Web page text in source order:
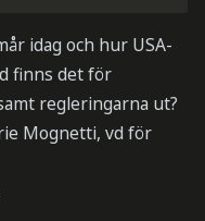
idag och hur USA-
finns det för
regleringarna ut?
Mognetti, vd för